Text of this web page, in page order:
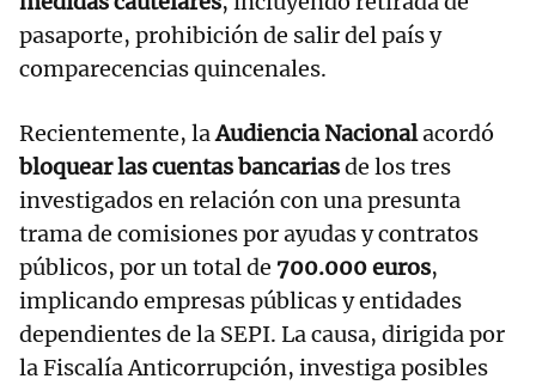
pasaporte, prohibición de salir del país y
comparecencias quincenales.
Recientemente, laAudiencia Nacionalacordó
bloquear las cuentas bancariasde los tres
investigados en relación con una presunta
trama de comisiones por ayudas y contratos
públicos, por un total de 700.000 euros,
implicando empresas públicas y entidades
dependientes de la SEPI. La causa, dirigida por
la Fiscalía Anticorrupción, investiga posibles